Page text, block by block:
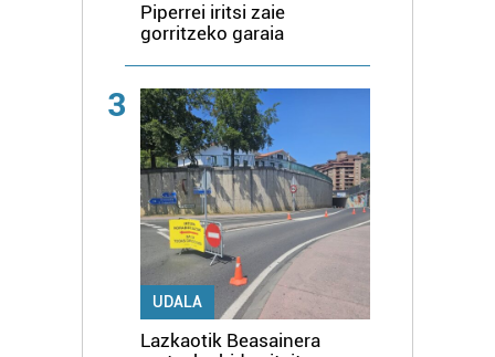
Piperrei iritsi zaie
gorritzeko garaia
3
UDALA
Lazkaotik Beasainera